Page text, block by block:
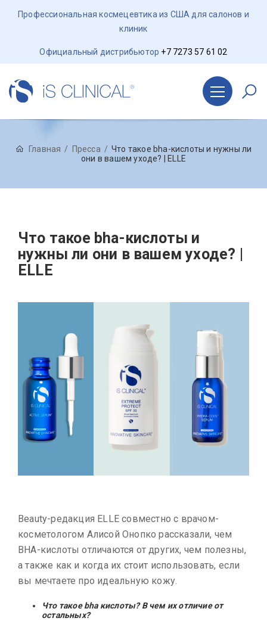
Профессиональная космецевтика из США для салонов и
клиник
Официальный дистрибьютор +7 7273 57 61 02
Главная Пресса
Что такое bha-кислоты и нужны ли
они в вашем уходе? | ELLE
Что такое bha-кислоты и
нужны ли они в вашем уходе? |
ELLE
Beauty-редакция ELLE совместно с врачом-
косметологом Алисой Онопко рассказали, чем
BHA-кислоты отличаются от других, чем полезны,
а также как и когда их стоит использовать, если
вы мечтаете про идеальную кожу.
Что такое bha кислоты? В чем их отличие от
остальных?